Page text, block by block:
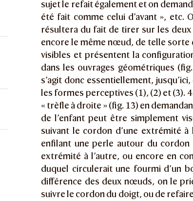
sujet le refait également et on
été fait comme celui d’avant », etc.
résultera du fait de tirer sur les
encore le même nœud, de telle sorte
visibles et présentent la
dans les ouvrages géométriques
s’agit donc essentiellement,
les formes perceptives (1), (2) et (3).
« trèfle à droite » (fig. 13) en
de l’enfant peut être simplement
suivant le cordon d’une extrémité
enfilant une perle autour du cordon
extrémité à l’autre, ou encore en
duquel circulerait une fourmi d’un
différence des deux nœuds, on le
suivre le cordon du doigt, ou de